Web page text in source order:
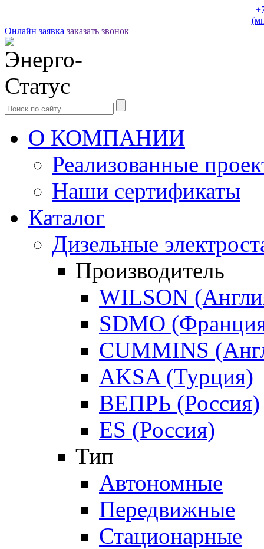
Онлайн заявка заказать звонок
О КОМПАНИИ
Реализованные
Наши сертификаты
Каталог
Дизельные
Производитель
WILSON
SDMO
CUMMINS
AKSA (Турция)
ВЕПРЬ (Россия)
ES (Россия)
Тип
Автономные
Передвижные
Стационарные